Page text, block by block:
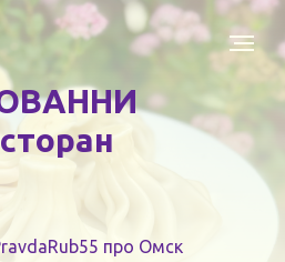
про Омск